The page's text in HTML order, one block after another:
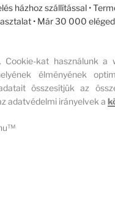
házhoz szállítással •
• Már 30 000
kat használunk a
élményének
összesítjük az
adatvédelmi irányelvek a